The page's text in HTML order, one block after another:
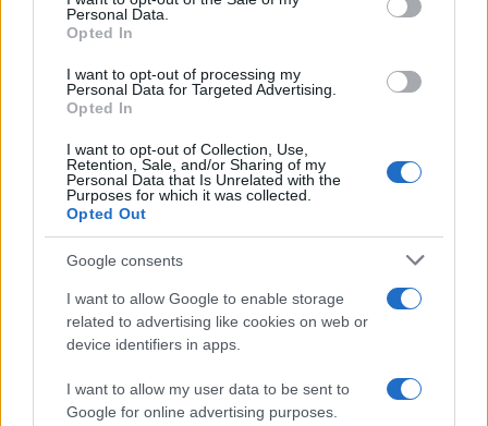
Personal Data.
Opted In
I want to opt-out of processing my
Personal Data for Targeted Advertising.
Opted In
I want to opt-out of Collection, Use,
Retention, Sale, and/or Sharing of my
Personal Data that Is Unrelated with the
Purposes for which it was collected.
Opted Out
Google consents
I want to allow Google to enable storage
related to advertising like cookies on web or
device identifiers in apps.
I want to allow my user data to be sent to
Google for online advertising purposes.
Arrestati cinque agenti della polizia locale di Milano: le
Alessandro Tassinari · 7 Ago 2026
NEWS